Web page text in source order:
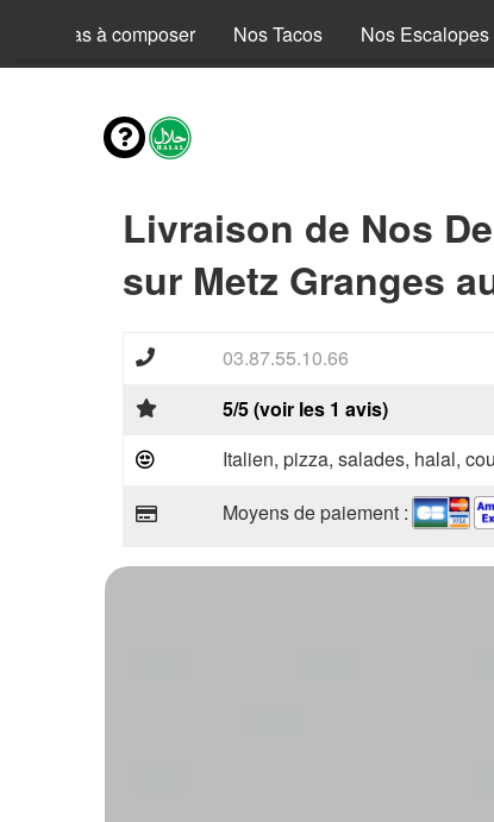
Pizzas à composer Nos Tacos Nos Escalopes
Livraison de Nos
sur Metz Granges
03.87.55.10.66
5/5 (voir les 1 avis)
Italien, pizza, salades, halal,
Moyens de paiement :